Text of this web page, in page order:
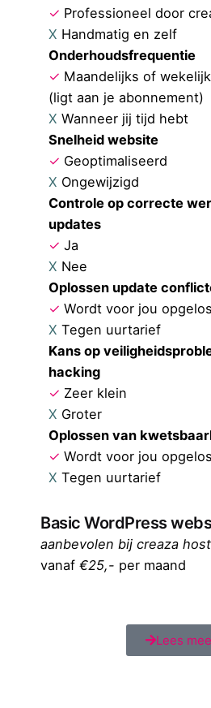
✓ Professioneel door
X Handmatig en zelf
Onderhoudsfrequentie
✓ Maandelijks of
(ligt aan je abonnement)
X Wanneer jij tijd hebt
Snelheid website
✓ Geoptimaliseerd
X Ongewijzigd
Controle op correcte
updates
✓ Ja
X Nee
Oplossen update
✓ Wordt voor jou
X Tegen uurtarief
Kans op
hacking
✓ Zeer klein
X Groter
Oplossen van
✓ Wordt voor jou
X Tegen uurtarief
Basic WordPress
aanbevolen bij creaza
vanaf €25,- per maand
Lees